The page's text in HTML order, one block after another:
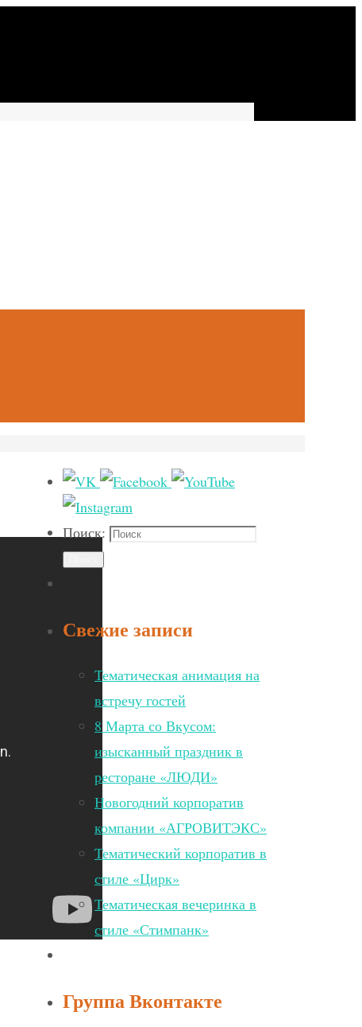
Поиск:
Свежие записи
Тематическая анимация на
встречу гостей
8 Марта со Вкусом:
изысканный праздник в
ресторане «ЛЮДИ»
Новогодний корпоратив
компании «АГРОВИТЭКС»
Тематический корпоратив в
стиле «Цирк»
Тематическая вечеринка в
стиле «Стимпанк»
Группа Вконтакте